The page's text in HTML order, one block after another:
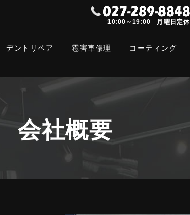
10:00～19:00 月曜日定休
デントリペア 雹害車修理 コーティング
会社概要